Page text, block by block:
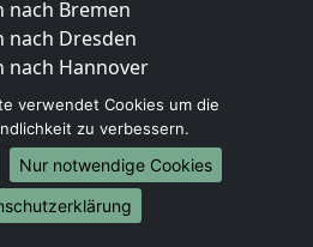
nach Bremen
nach Dresden
nach Hannover
nach Nürnberg
nach Duisburg
nach Bochum
nach Wuppertal
nach Bielefeld
verwendet Cookies um die
zu verbessern.
Nur notwendige Cookies